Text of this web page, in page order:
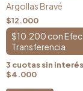
Argollas Bravé
$12.000
$10.200 con
3 cuotas sin
$4.000